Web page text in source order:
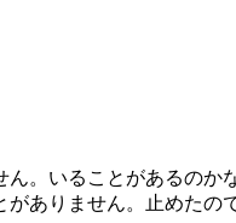
。いることがあるのか
ありません。止めたの